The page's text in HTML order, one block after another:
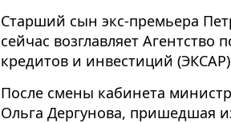
Старший сын экс-премьера
сейчас возглавляет
кредитов и инвестиций
После смены кабинета
Ольга Дергунова, пришедшая